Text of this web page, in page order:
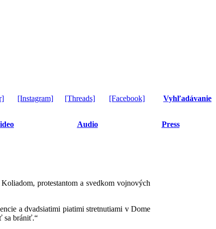
[Instagram] [Threads] [Facebook] Vyhľadávanie
Audio Press
protestantom a svedkom vojnových
a dvadsiatimi piatimi stretnutiami v Dome
sa brániť.“